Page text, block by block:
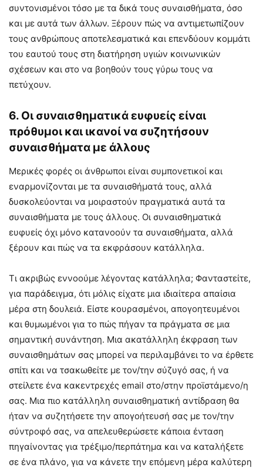
συντονισμένοι τόσο με τα δικά τους συναισθήματα, όσο
και με αυτά των άλλων. Ξέρουν πώς να αντιμετωπίζουν
τους ανθρώπους αποτελεσματικά και επενδύουν κομμάτι
του εαυτού τους στη διατήρηση υγιών κοινωνικών
σχέσεων και στο να βοηθούν τους γύρω τους να
πετύχουν.
6. Οι συναισθηματικά ευφυείς είναι
πρόθυμοι και ικανοί να συζητήσουν
συναισθήματα με άλλους
Μερικές φορές οι άνθρωποι είναι συμπονετικοί και
εναρμονίζονται με τα συναισθήματά τους, αλλά
δυσκολεύονται να μοιραστούν πραγματικά αυτά τα
συναισθήματα με τους άλλους. Οι συναισθηματικά
ευφυείς όχι μόνο κατανοούν τα συναισθήματα, αλλά
ξέρουν και πώς να τα εκφράσουν κατάλληλα.
Τι ακριβώς εννοούμε λέγοντας κατάλληλα; Φανταστείτε,
για παράδειγμα, ότι μόλις είχατε μια ιδιαίτερα απαίσια
μέρα στη δουλειά. Είστε κουρασμένοι, απογοητευμένοι
και θυμωμένοι για το πώς πήγαν τα πράγματα σε μια
σημαντική συνάντηση. Μια ακατάλληλη έκφραση των
συναισθημάτων σας μπορεί να περιλαμβάνει το να έρθετε
σπίτι και να τσακωθείτε με τον/την σύζυγό σας, ή να
στείλετε ένα κακεντρεχές email στο/στην προϊστάμενο/η
σας. Μια πιο κατάλληλη συναισθηματική αντίδραση θα
ήταν να συζητήσετε την απογοήτευσή σας με τον/την
σύντροφό σας, να απελευθερώσετε κάποια ένταση
πηγαίνοντας για τρέξιμο/περπάτημα και να καταλήξετε
σε ένα πλάνο, για να κάνετε την επόμενη μέρα καλύτερη